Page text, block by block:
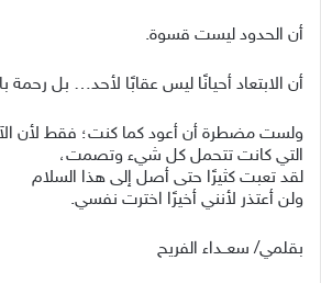
أن الحدود ليست قسوة.
أن الابتعاد أحيانًا ليس عقابًا لأحد… بل رحمة
ولست مضطرة أن أعود كما كنت؛ فقط لأن
التي كانت تتحمل كل شيء وتصمت،
لقد تعبت كثيرًا حتى أصل إلى هذا السلام
ولن أعتذر لأنني أخيرًا اخترت نفسي.
بقلمي/ سعــداء الفريح